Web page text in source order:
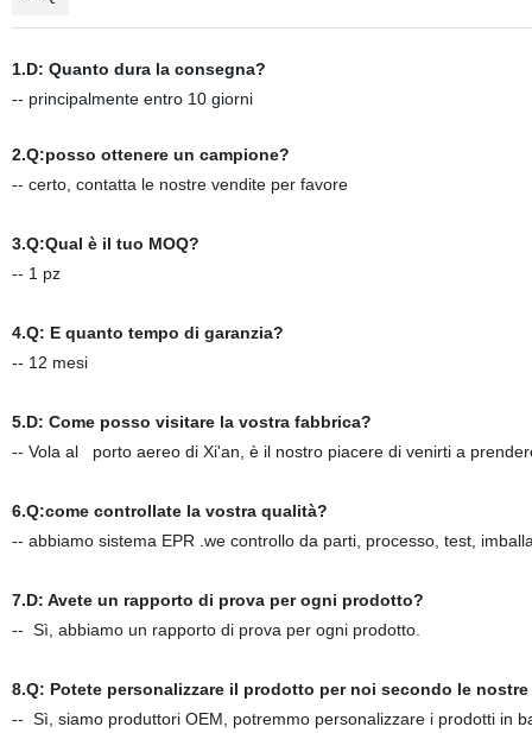
1.D: Quanto dura la consegna?
-- principalmente entro 10 giorni
2.Q:posso ottenere un campione?
-- certo, contatta le nostre vendite per favore
3.Q:Qual è il tuo MOQ?
-- 1 pz
4.Q: E quanto tempo di garanzia?
-- 12 mesi
5.D: Come posso visitare la vostra fabbrica?
-- Vola al
porto aereo di Xi'an, è il nostro piacere di venirti a
6.Q:come controllate la vostra qualità?
-- abbiamo sistema EPR .we controllo da parti, processo, test,
7.D: Avete un rapporto di prova per ogni prodotto?
-- Sì, abbiamo un rapporto di prova per ogni prodotto.
8.Q: Potete personalizzare il prodotto per noi secondo le
-- Sì, siamo produttori OEM, potremmo personalizzare i prodotti in